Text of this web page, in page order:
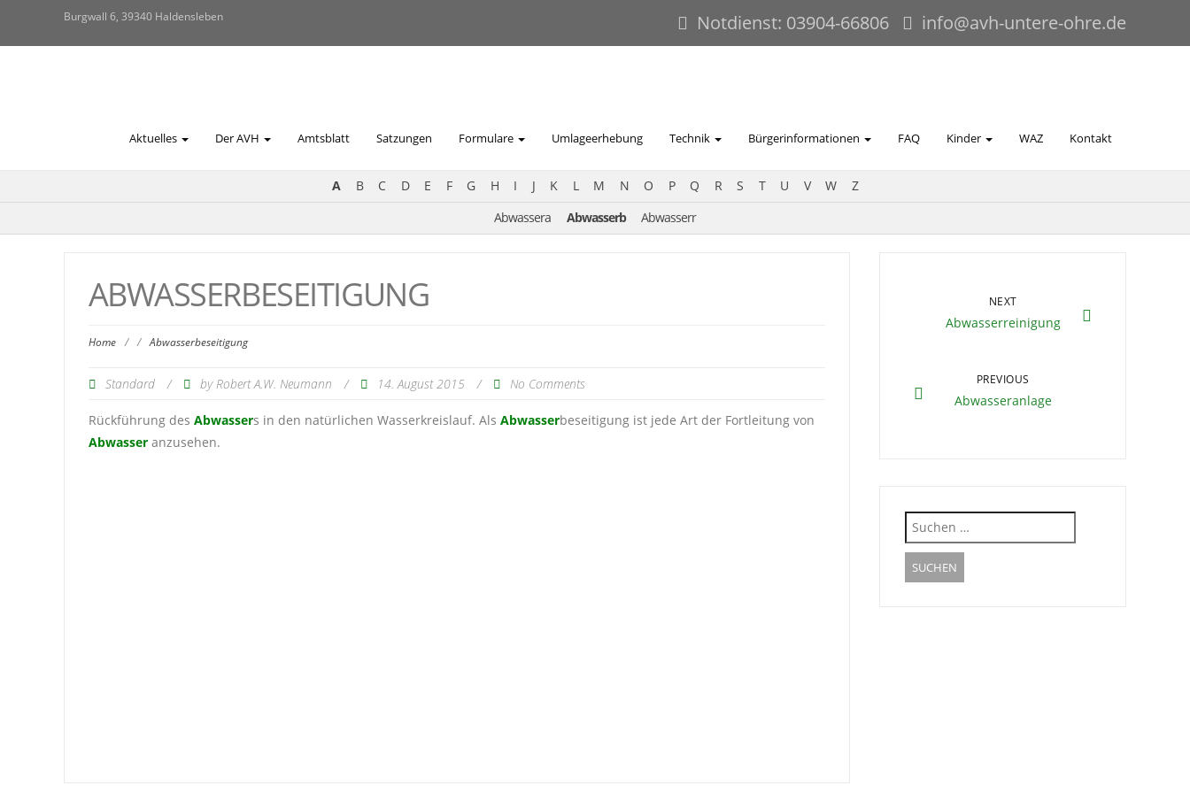
Burgwall 6, 39340 Haldensleben Notdienst: 03904-66806 info@avh-untere-ohre.de
Aktuelles Der AVH Amtsblatt Satzungen Formulare Umlageerhebung Technik Bürgerinformationen FAQ Kinder WAZ Kontakt
A B C D E F G H I J K L M N O P Q R S T U V W
Z
Abwassera
Abwasserb Abwasserr
ABWASSERBESEITIGUNG
Home / / Abwasserbeseitigung
Standard / by Robert A.W. Neumann / 14. August 2015 / No Comments
Rückführung des Abwassers in den natürlichen Wasserkreislauf. Als Abwasserbeseitigung ist jede Art der Fortleitung von
Abwasseranzusehen.
NEXT
Abwasserreinigung
PREVIOUS
Abwasseranlage
Suche
nach: